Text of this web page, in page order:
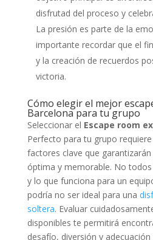
disfrutad del proceso y
La presión es parte de la
importante recordar que el
y la creación de recuerdos
victoria.
Cómo elegir el mejor
Barcelona para tu grupo
Seleccionar el Escape room
Perfecto para tu grupo
factores clave que
óptima y memorable. No
y lo que funciona para un
podría no ser ideal para una
soltera. Evaluar
disponibles te permitirá
desafío, diversión y